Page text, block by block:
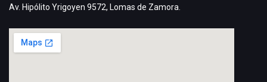
Av. Hipólito Yrigoyen 9572, Lomas de Zamora.